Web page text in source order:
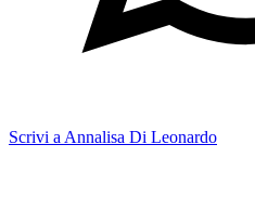
Scrivi a Annalisa Di Leonardo